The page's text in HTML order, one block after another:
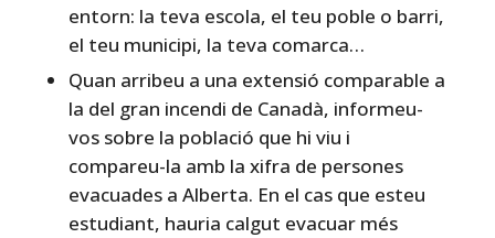
entorn: la teva escola, el teu poble o barri,
el teu municipi, la teva comarca…
Quan arribeu a una extensió comparable a
la del gran incendi de Canadà, informeu-
vos sobre la població que hi viu i
compareu-la amb la xifra de persones
evacuades a Alberta. En el cas que esteu
estudiant, hauria calgut evacuar més